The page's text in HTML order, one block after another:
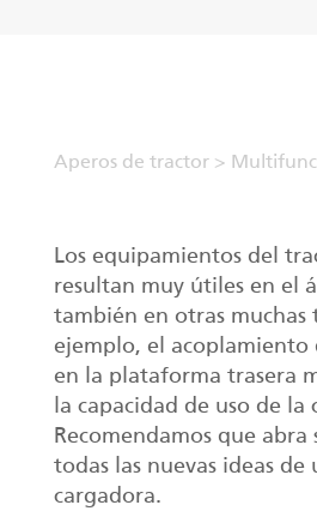
Bancada procesadora
Garras I
Aperos de tractor >
Los equipamientos del
resultan muy útiles en el
también en otras muchas
ejemplo, el acoplamiento
en la plataforma trasera
la capacidad de uso de la
Recomendamos que abra
todas las nuevas ideas de
cargadora.